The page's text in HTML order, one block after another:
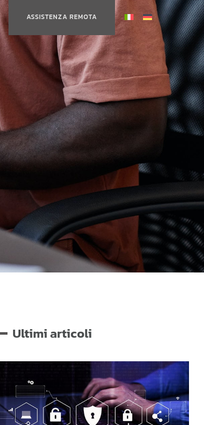
ASSISTENZA REMOTA
Ultimi articoli